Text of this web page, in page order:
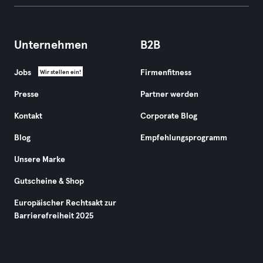
Unternehmen
Jobs Wir stellen ein!
Presse
Kontakt
Blog
Unsere Marke
Gutscheine & Shop
Europäischer Rechtsakt zur
Barrierefreiheit 2025
B2B
Firmenfitness
Partner werden
Corporate Blog
Empfehlungsprogramm